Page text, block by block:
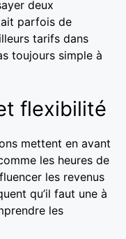
deux
parfois de
tarifs dans
toujours simple à
flexibilité
mettent en avant
les heures de
les revenus
qu’il faut une à
les